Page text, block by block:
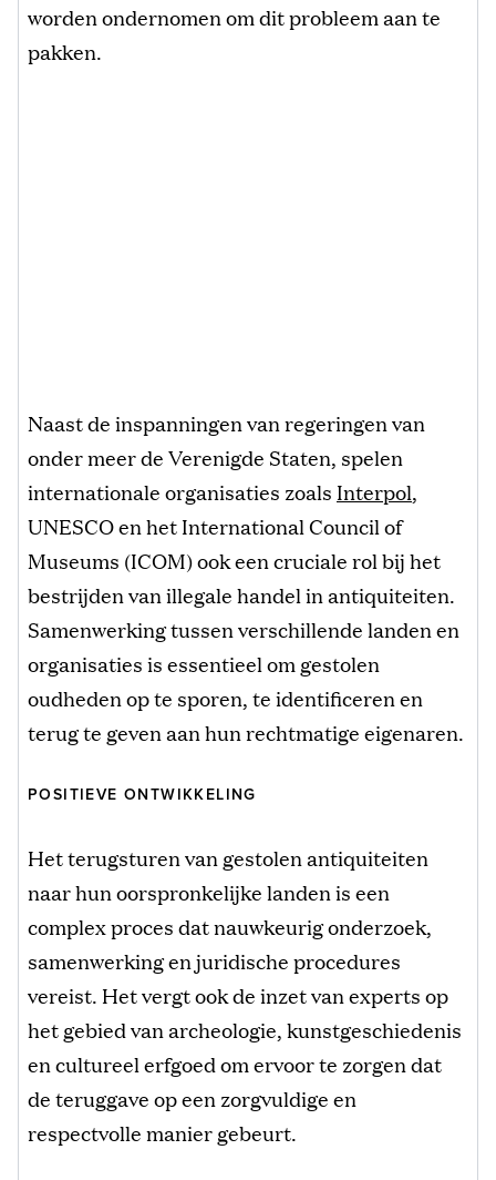
worden ondernomen om dit probleem aan te
pakken.
Naast de inspanningen van regeringen van
onder meer de Verenigde Staten, spelen
internationale organisaties zoals Interpol,
UNESCO en het International Council of
Museums (ICOM) ook een cruciale rol bij het
bestrijden van illegale handel in antiquiteiten.
Samenwerking tussen verschillende landen en
organisaties is essentieel om gestolen
oudheden op te sporen, te identificeren en
terug te geven aan hun rechtmatige eigenaren.
POSITIEVE ONTWIKKELING
Het terugsturen van gestolen antiquiteiten
naar hun oorspronkelijke landen is een
complex proces dat nauwkeurig onderzoek,
samenwerking en juridische procedures
vereist. Het vergt ook de inzet van experts op
het gebied van archeologie, kunstgeschiedenis
en cultureel erfgoed om ervoor te zorgen dat
de teruggave op een zorgvuldige en
respectvolle manier gebeurt.